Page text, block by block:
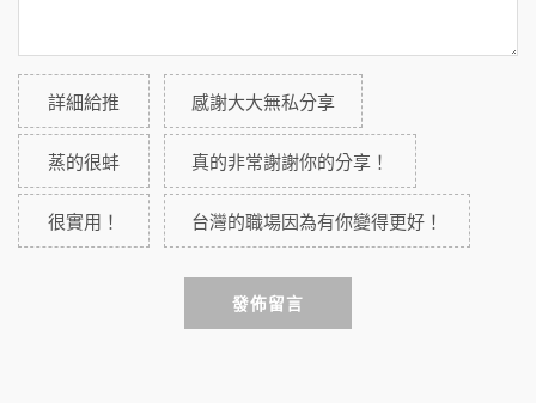
詳細給推 感謝大大無私分享
蒸的很蚌 真的非常謝謝你的分享！
很實用！ 台灣的職場因為有你變得更好！
發佈留言